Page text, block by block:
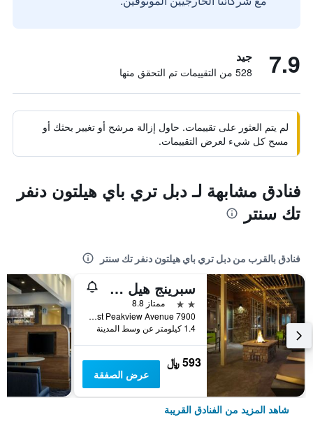
7.9 جيد
528 من التقييمات تم التحقق منها
لم يتم العثور على تقييمات. حاول إزالة مرشح أو تغيير بحثك أو
مسح كل شيء لعرض التقييمات.
فنادق مشابهة لـ دبل تري باي هيلتون دنفر
تك سنتر
فنادق بالقرب من دبل تري باي هيلتون دنفر تك سنتر
سبرينج هيل سويتس باي ماريوت دنفر تيك سنتر
2 نجمتين
ممتاز 8.8
7900 East Peakview Avenue, غرينود فيلاج, CO, الولايات المتحدة الأميريكية
1.4 كيلومتر عن وسط المدينة
593 ﷼
عرض الصفقة
شاهد المزيد من الفنادق القريبة